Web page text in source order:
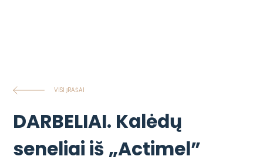
VISI ĮRAŠAI
DARBELIAI. Kalėdų
seneliai iš „Actimel”